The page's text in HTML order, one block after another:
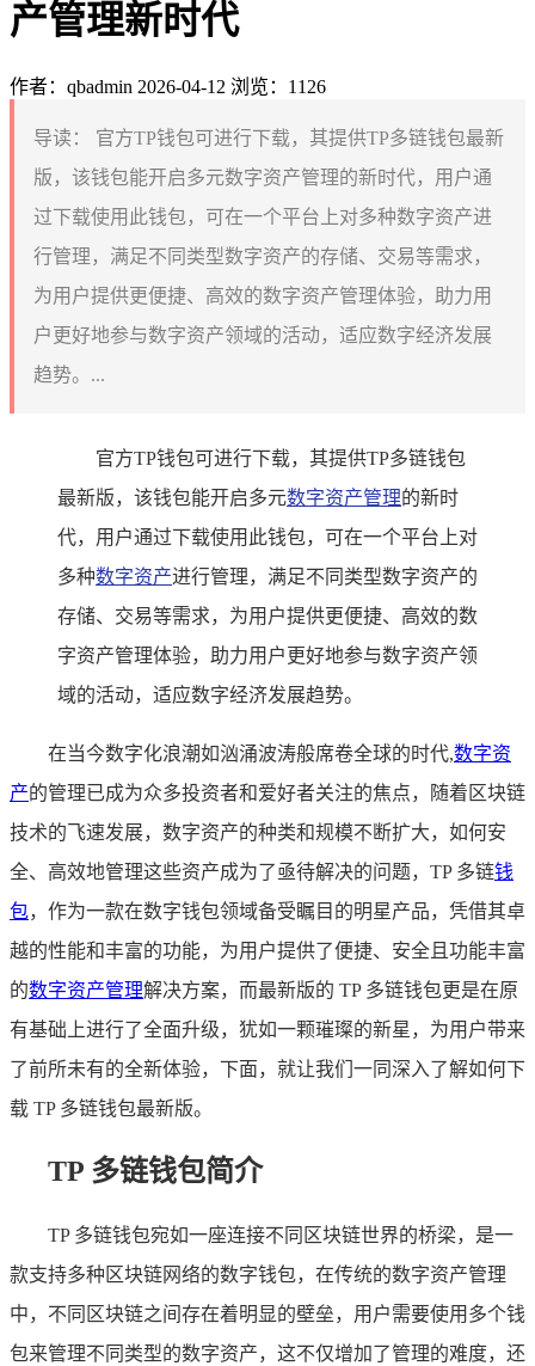
产管理新时代
作者：qbadmin 2026-04-12 浏览：1126
导读：
官方TP钱包可进行下载，其提供TP多链钱包最新
版，该钱包能开启多元数字资产管理的新时代，用户通
过下载使用此钱包，可在一个平台上对多种数字资产进
行管理，满足不同类型数字资产的存储、交易等需求，
为用户提供更便捷、高效的数字资产管理体验，助力用
户更好地参与数字资产领域的活动，适应数字经济发展
趋势。...
官方TP钱包可进行下载，其提供TP多链钱包
最新版，该钱包能开启多元数字资产管理的新时
代，用户通过下载使用此钱包，可在一个平台上对
多种数字资产进行管理，满足不同类型数字资产的
存储、交易等需求，为用户提供更便捷、高效的数
字资产管理体验，助力用户更好地参与数字资产领
域的活动，适应数字经济发展趋势。
在当今数字化浪潮如汹涌波涛般席卷全球的时代,数字资
产的管理已成为众多投资者和爱好者关注的焦点，随着区块链
技术的飞速发展，数字资产的种类和规模不断扩大，如何安
全、高效地管理这些资产成为了亟待解决的问题，TP 多链钱
包，作为一款在数字钱包领域备受瞩目的明星产品，凭借其卓
越的性能和丰富的功能，为用户提供了便捷、安全且功能丰富
的数字资产管理解决方案，而最新版的 TP 多链钱包更是在原
有基础上进行了全面升级，犹如一颗璀璨的新星，为用户带来
了前所未有的全新体验，下面，就让我们一同深入了解如何下
载 TP 多链钱包最新版。
TP 多链钱包简介
TP 多链钱包宛如一座连接不同区块链世界的桥梁，是一
款支持多种区块链网络的数字钱包，在传统的数字资产管理
中，不同区块链之间存在着明显的壁垒，用户需要使用多个钱
包来管理不同类型的数字资产，这不仅增加了管理的难度，还